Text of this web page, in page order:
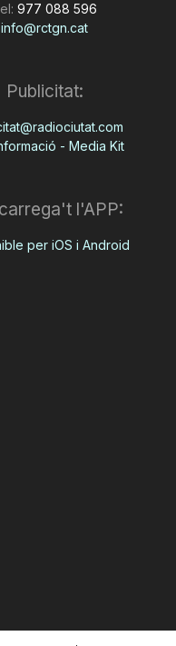
977 088 596
info@rctgn.cat
Publicitat:
- Media Kit
l'APP:
per iOS i Android